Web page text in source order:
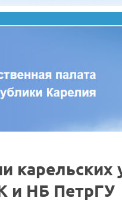
карельских
и НБ ПетрГУ